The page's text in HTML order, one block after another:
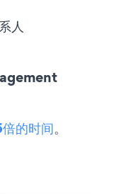
人
的时间。